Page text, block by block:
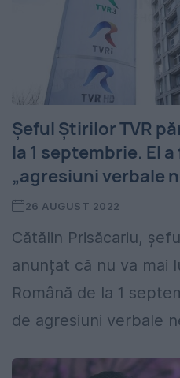
Şeful Ştirilor TVR
la 1 septembrie. El
„agresiuni verbale
26 AUGUST 2022
Cătălin Prisăcariu,
anunțat că nu va mai
Română de la 1
de agresiuni verbale